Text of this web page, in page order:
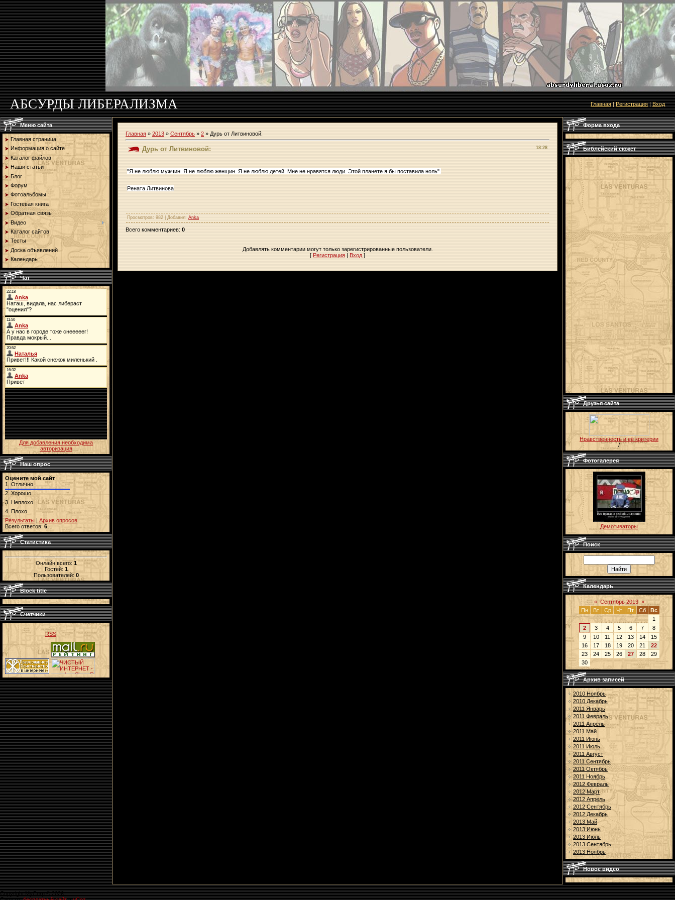
АБСУРДЫ ЛИБЕРАЛИЗМА Главная|Регистрация|Вход
Меню сайта
Главная страница
Информация о сайте
Каталог файлов
Наши статьи
Блог
Форум
Фотоальбомы
Гостевая книга
Обратная связь
Видео
Каталог сайтов
Тесты
Доска объявлений
Календарь
Чат
Для добавления необходима
авторизация
Наш опрос
Оцените мой сайт
1. Отлично
2.Хорошо
3. Неплохо
4. Плохо
Результаты
Архив опросов
Всего ответов: 6
Статистика
Онлайн всего:1
Гостей: 1
Пользователей: 0
Block title
Счетчики
RSS
Главная » 2013 » Сентябрь » 2 » Дурь от Литвиновой:
18:28
Дурь от Литвиновой:
"Я не люблю мужчин. Я не люблю женщин. Я не люблю детей. Мне не нравятся люди. Этой планете я бы поставила ноль".
Рената Литвинова
Просмотров: 982 | Добавил: Anka
Всего комментариев: 0
Добавлять комментарии могут только зарегистрированные пользователи.
[ Регистрация | Вход ]
Форма входа
Библейский сюжет
Друзья сайта
Нравственность и её критерии
/
Фотогалерея
Демотиваторы
Поиск
Календарь
« Сентябрь 2013 »
Пн
Вт Ср Чт Пт Сб
Вс
1
2
3 4 5 6 7
8
9
10 11 12 13 14
15
16
17 18 19 20 21
22
23
24 25 26 27 28
29
30
Архив записей
2010 Ноябрь
2010 Декабрь
2011 Январь
2011 Февраль
2011 Апрель
2011 Май
2011 Июнь
2011 Июль
2011 Август
2011 Сентябрь
2011 Октябрь
2011 Ноябрь
2012 Февраль
2012 Март
2012 Апрель
2012 Сентябрь
2012 Декабрь
2013 Май
2013 Июнь
2013 Июль
2013 Сентябрь
2013 Ноябрь
Новое видео
Copyright MyCorp © 2026